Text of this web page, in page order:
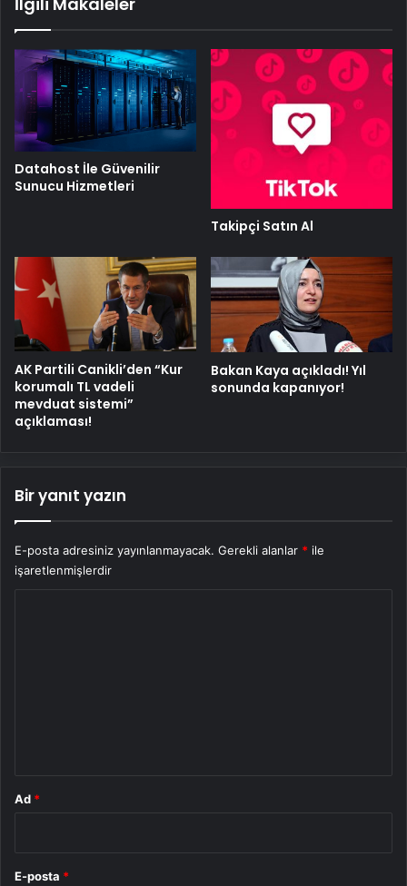
Datahost İle Güvenilir
Sunucu Hizmetleri
Takipçi Satın Al
AK Partili Canikli’den “Kur
korumalı TL vadeli
mevduat sistemi”
açıklaması!
Bakan Kaya açıkladı! Yıl
sonunda kapanıyor!
Bir yanıt yazın
E-posta adresiniz yayınlanmayacak. Gerekli alanlar * ile
işaretlenmişlerdir
Ad *
E-posta *